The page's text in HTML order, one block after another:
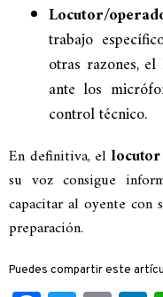
Locutor/
trabajo
otras razones,
ante los
control técnico.
En definitiva, el
su voz consigue
capacitar al oyente con
preparación.
Puedes compartir este